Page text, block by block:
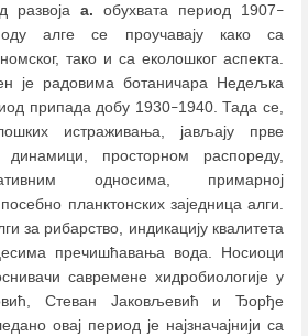
развоја а. обухвата период 1907–
алге се проучавају како са
тако и са еколошког аспекта.
је радовима ботаничара Недељка
припада добу 1930–1940. Тада се,
истраживања, јављају прве
динамици, просторном распореду,
односима, примарној
планктонских заједница алги.
за рибарство, индикацију квалитета
пречишћавања вода. Носиоци
савремене хидробиологије у
Стеван Јаковљевић и Ђорђе
овај период је најзначајнији са